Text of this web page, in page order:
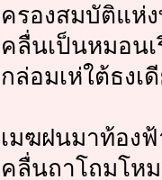
ครองสมบัติแห่ง
คลื่นเป็นหมอน
กล่อมเห่ใต้ธงเ
เมฆฝนมาท้อง
คลื่นถาโถมโห